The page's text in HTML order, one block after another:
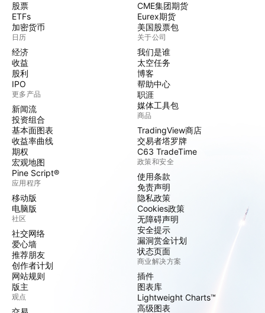
股票
ETFs
加密货币
日历
经济
收益
股利
IPO
更多产品
新闻流
投资组合
基本面图表
收益率曲线
期权
宏观地图
Pine Script®
应用程序
移动版
电脑版
社区
社交网络
爱心墙
推荐朋友
创作者计划
网站规则
版主
观点
CME集团期货
Eurex期货
美国股票包
关于公司
我们是谁
太空任务
博客
帮助中心
职涯
媒体工具包
商品
TradingView商店
交易者塔罗牌
C63 TradeTime
政策和安全
使用条款
免责声明
隐私政策
Cookies政策
无障碍声明
安全提示
漏洞赏金计划
状态页面
商业解决方案
插件
图表库
Lightweight Charts™
高级图表